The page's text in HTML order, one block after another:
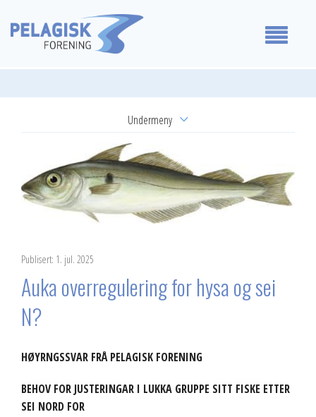
Våre standpunkt
For medlemmer
Om oss
Undermeny
Årsmøtevedtak
Høringsuttalelser
Uttalelser
Publisert: 1. jul. 2025
Auka overregulering for hysa og sei
N?
HØYRNGSSVAR FRÅ PELAGISK FORENING
BEHOV FOR JUSTERINGAR I LUKKA GRUPPE SITT FISKE ETTER
SEI NORD FOR